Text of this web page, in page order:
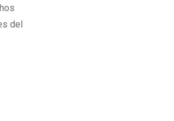
del